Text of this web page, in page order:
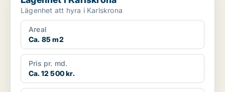
Lägenhet att hyra i Karlskrona
Areal
Ca. 85 m2
Pris pr. md.
Ca. 12 500 kr.